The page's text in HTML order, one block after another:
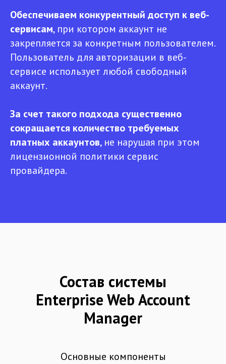
Обеспечиваем конкурентный доступ к веб-
сервисам, при котором аккаунт не
закрепляется за конкретным пользователем.
Пользователь для авторизации в веб-
сервисе использует любой свободный
аккаунт.
За счет такого подхода существенно
сокращается количество требуемых
платных аккаунтов, не нарушая при этом
лицензионной политики сервис
провайдера.
Состав системы
Enterprise Web Account
Manager
Основные компоненты